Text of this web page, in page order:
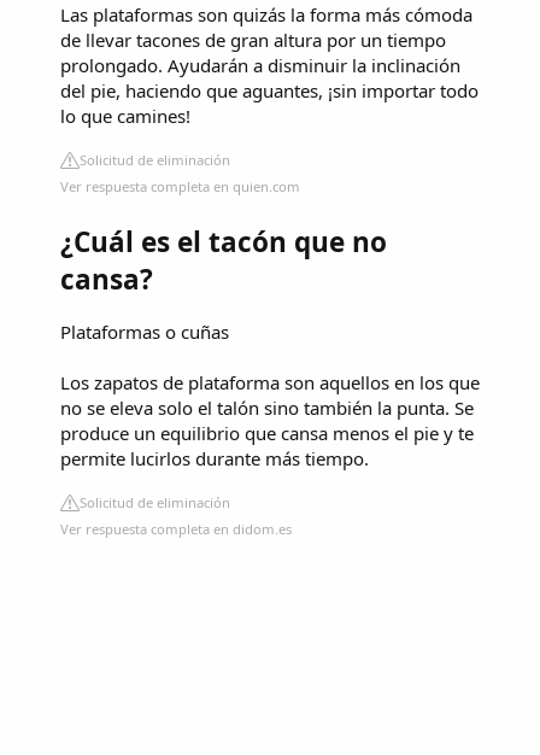
Las plataformas son quizás la forma más cómoda
de llevar tacones de gran altura por un tiempo
prolongado. Ayudarán a disminuir la inclinación
del pie, haciendo que aguantes, ¡sin importar todo
lo que camines!
Solicitud de eliminación
Ver respuesta completa en quien.com
¿Cuál es el tacón que no
cansa?
Plataformas o cuñas
Los zapatos de plataforma son aquellos en los que
no se eleva solo el talón sino también la punta. Se
produce un equilibrio que cansa menos el pie y te
permite lucirlos durante más tiempo.
Solicitud de eliminación
Ver respuesta completa en didom.es